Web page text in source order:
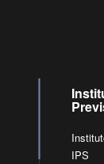
IPS